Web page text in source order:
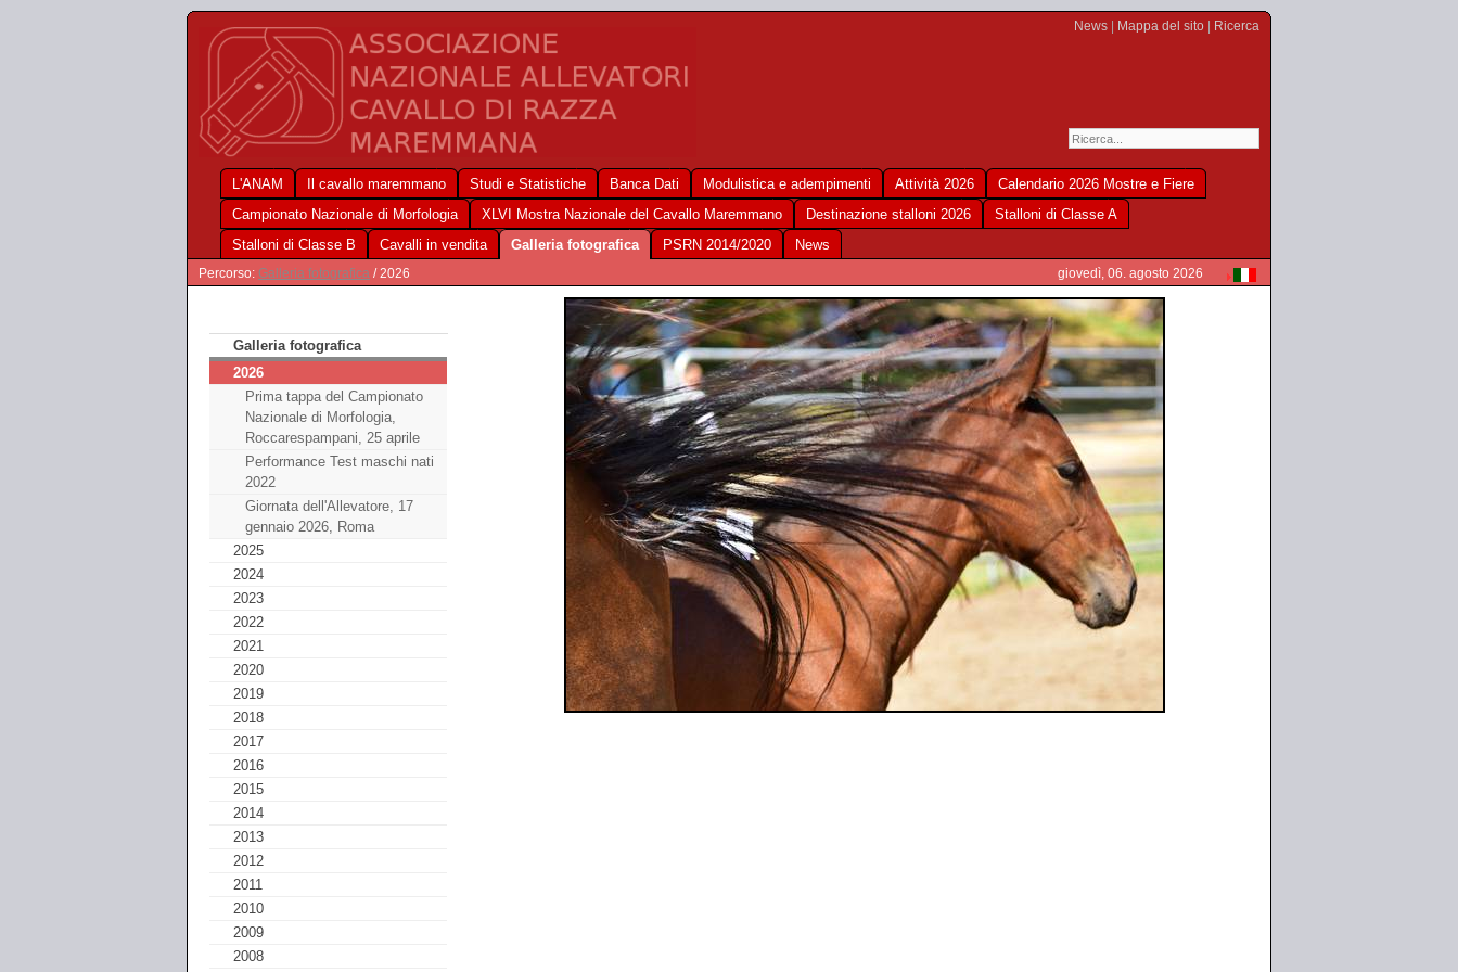
News Mappa del sito Ricerca
L'ANAM Il cavallo maremmano Studi e Statistiche Banca Dati Modulistica e adempimenti Attività 2026
Calendario 2026 Mostre e Fiere
Campionato Nazionale di Morfologia
XLVI Mostra Nazionale del Cavallo Maremmano Destinazione stalloni 2026
Stalloni di Classe A
Stalloni di Classe B
Cavalli in vendita Galleria fotografica PSRN 2014/2020 News
Percorso: Galleria fotografica / 2026 giovedì, 06. agosto 2026
Galleria fotografica
2026
Prima tappa del Campionato
Nazionale di Morfologia,
Roccarespampani, 25 aprile
Performance Test maschi nati
2022
Giornata dell'Allevatore, 17
gennaio 2026, Roma
2025
2024
2023
2022
2021
2020
2019
2018
2017
2016
2015
2014
2013
2012
2011
2010
2009
2008